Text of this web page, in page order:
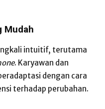
Mudah
intuitif, terutama
. Karyawan dan
dengan cara
terhadap perubahan.